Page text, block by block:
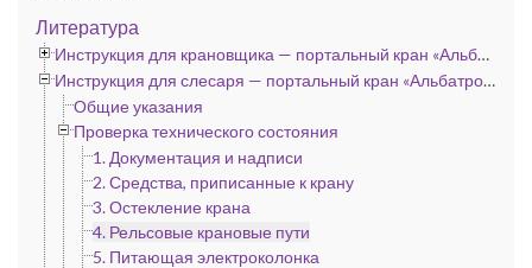
Литература
Инструкция для крановщика — портальный кран «Альбатрос», «Сокол» и «Кондор»
Инструкция для слесаря — портальный кран «Альбатрос», «Сокол» и «Кондор»
Общие указания
Проверка технического состояния
1. Документация и надписи
2. Средства, приписанные к крану
3. Остекление крана
4. Рельсовые крановые пути
5. Питающая электроколонка